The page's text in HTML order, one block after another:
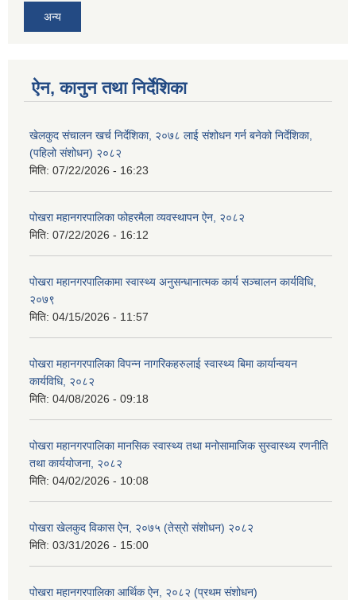
अन्य
ऐन, कानुन तथा निर्देशिका
खेलकुद संचालन खर्च निर्देशिका, २०७८ लाई संशोधन गर्न बनेको निर्देशिका,
(पहिलो संशोधन) २०८२
मिति: 07/22/2026 - 16:23
पोखरा महानगरपालिका फोहरमैला व्यवस्थापन ऐन, २०८२
मिति: 07/22/2026 - 16:12
पोखरा महानगरपालिकामा स्वास्थ्य अनुसन्धानात्मक कार्य सञ्चालन कार्यविधि,
२०७९
मिति: 04/15/2026 - 11:57
पोखरा महानगरपालिका विपन्न नागरिकहरुलाई स्वास्थ्य बिमा कार्यान्वयन
कार्यविधि, २०८२
मिति: 04/08/2026 - 09:18
पोखरा महानगरपालिका मानसिक स्वास्थ्य तथा मनोसामाजिक सुस्वास्थ्य रणनीति
तथा कार्ययोजना, २०८२
मिति: 04/02/2026 - 10:08
पोखरा खेलकुद विकास ऐन, २०७५ (तेस्रो संशोधन) २०८२
मिति: 03/31/2026 - 15:00
पोखरा महानगरपालिका आर्थिक ऐन, २०८२ (प्रथम संशोधन)